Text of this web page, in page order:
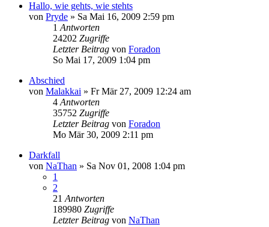
Hallo, wie gehts, wie stehts
von Pryde » Sa Mai 16, 2009 2:59 pm
1 Antworten
24202 Zugriffe
Letzter Beitrag von Foradon
So Mai 17, 2009 1:04 pm
Abschied
von Malakkai » Fr Mär 27, 2009 12:24 am
4 Antworten
35752 Zugriffe
Letzter Beitrag von Foradon
Mo Mär 30, 2009 2:11 pm
Darkfall
von NaThan » Sa Nov 01, 2008 1:04 pm
1
2
21 Antworten
189980 Zugriffe
Letzter Beitrag von NaThan